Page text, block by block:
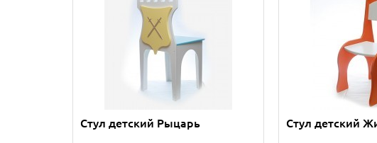
Стул детский Рыцарь Стул детский